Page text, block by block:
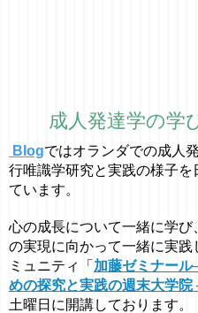
成人発達学の学
Blogではオラ ンダでの成人
行唯識学研究と実践の様子を
ています。
心の成長について一緒に学び
の実現に向かって一緒に実践
ミュニティ「 加藤ゼミナール
めの探究と実践の週末大学院
土曜日に開講しております。